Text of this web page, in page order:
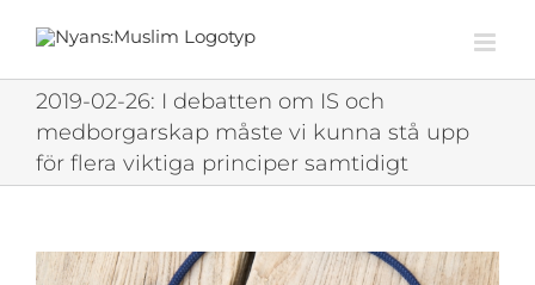
innehållet
2019-02-26: I debatten om IS och
medborgarskap måste vi kunna stå upp
för flera viktiga principer samtidigt
Visa